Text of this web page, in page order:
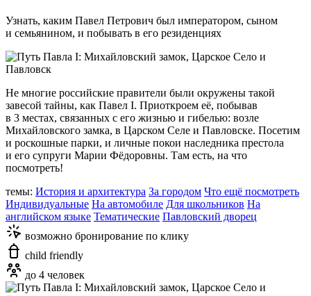
Узнать, каким Павел Петрович был императором, сыном
и семьянином, и побывать в его резиденциях
Не многие российские правители были окружены такой
завесой тайны, как Павел I. Приоткроем её, побывав
в 3 местах, связанных с его жизнью и гибелью: возле
Михайловского замка, в Царском Селе и Павловске. Посетим
и роскошные парки, и личные покои наследника престола
и его супруги Марии Фёдоровны. Там есть, на что
посмотреть!
темы: История и архитектура За городом Что ещё посмотреть
Индивидуальные На автомобиле Для школьников На
английском языке Тематические Павловский дворец
возможно бронирование по клику
child friendly
до 4 человек